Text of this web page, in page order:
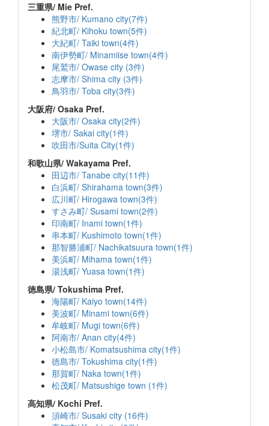
三重県/ Mie Pref.
熊野市/ Kumano city(7件)
紀北町/ Kihoku town(5件)
大紀町/ Taiki town(4件)
南伊勢町/ Minamiise town(4件)
尾鷲市/ Owase city (3件)
志摩市/ Shima city (3件)
鳥羽市/ Toba city(3件)
大阪府/ Osaka Pref.
大阪市/ Osaka city(2件)
堺市/ Sakai city(1件)
吹田市/Suita City(1件)
和歌山県/ Wakayama Pref.
田辺市/ Tanabe city(11件)
白浜町/ Shirahama town(3件)
広川町/ Hirogawa town(3件)
すさみ町/ Susami town(2件)
印南町/ Inami town(1件)
串本町/ Kushimoto town(1件)
那智勝浦町/ Nachikatsuura town(1件)
美浜町/ Mihama town(1件)
湯浅町/ Yuasa town(1件)
徳島県/ Tokushima Pref.
海陽町/ Kaiyo town(14件)
美波町/ Minami town(6件)
牟岐町/ Mugi town(6件)
阿南市/ Anan city(4件)
小松島市/ Komatsushima city(1件)
徳島市/ Tokushima city(1件)
那賀町/ Naka town(1件)
松茂町/ Matsushige town (1件)
高知県/ Kochi Pref.
須崎市/ Susaki city (16件)